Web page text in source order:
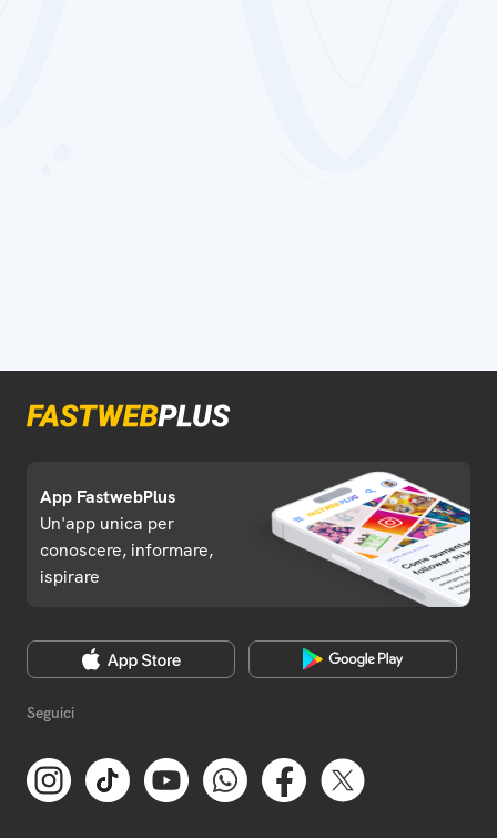
App FastwebPlus
Un'app unica per
conoscere, informare,
ispirare
Seguici